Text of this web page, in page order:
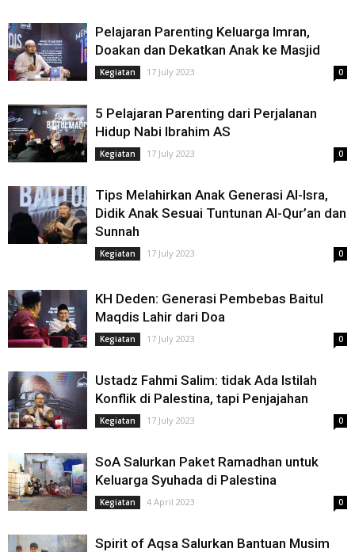
Pelajaran Parenting Keluarga Imran,
Doakan dan Dekatkan Anak ke Masjid
Kegiatan 17 July 2023 0
5 Pelajaran Parenting dari Perjalanan
Hidup Nabi Ibrahim AS
Kegiatan 17 July 2023 0
Tips Melahirkan Anak Generasi Al-Isra,
Didik Anak Sesuai Tuntunan Al-Qur’an dan
Sunnah
Kegiatan 17 July 2023 0
KH Deden: Generasi Pembebas Baitul
Maqdis Lahir dari Doa
Kegiatan 17 July 2023 0
Ustadz Fahmi Salim: tidak Ada Istilah
Konflik di Palestina, tapi Penjajahan
Kegiatan 17 July 2023 0
SoA Salurkan Paket Ramadhan untuk
Keluarga Syuhada di Palestina
Kegiatan 4 April 2023 0
Spirit of Aqsa Salurkan Bantuan Musim